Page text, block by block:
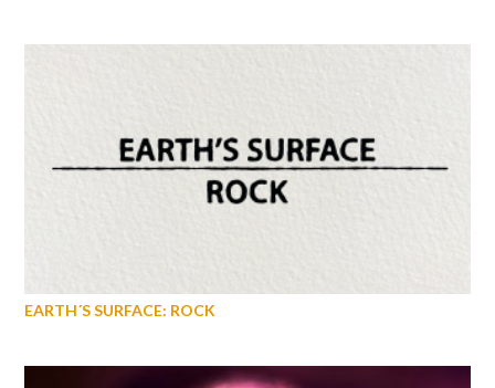
EARTH´S SURFACE: ROCK